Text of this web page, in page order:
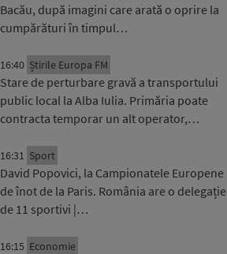
Bacău, după imagini care arată o oprire la
cumpărături în timpul…
16:40 Știrile Europa FM
Stare de perturbare gravă a transportului
public local la Alba Iulia. Primăria poate
contracta temporar un alt operator,…
16:31 Sport
David Popovici, la Campionatele Europene
de înot de la Paris. România are o delegație
de 11 sportivi |…
16:15 Economie